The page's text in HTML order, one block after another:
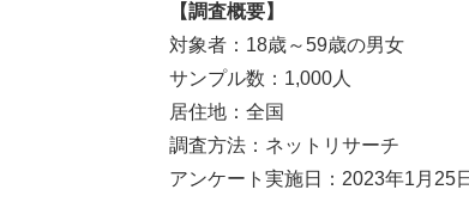
【調査概要】
対象者：18歳～59歳の男女
サンプル数：1,000人
居住地：全国
調査方法：ネットリサーチ
アンケート実施日：2023年1月25日